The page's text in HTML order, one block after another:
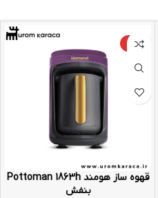
-9%
قهوه ساز هومند Pottoman 1863h
بنفش